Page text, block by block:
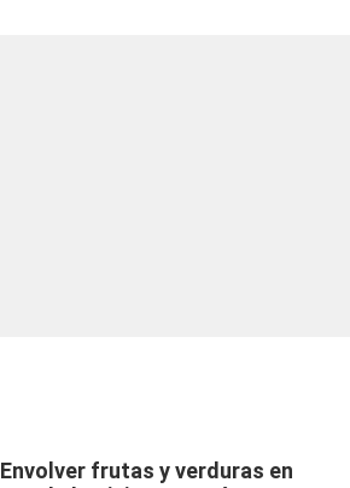
Envolver frutas y verduras en